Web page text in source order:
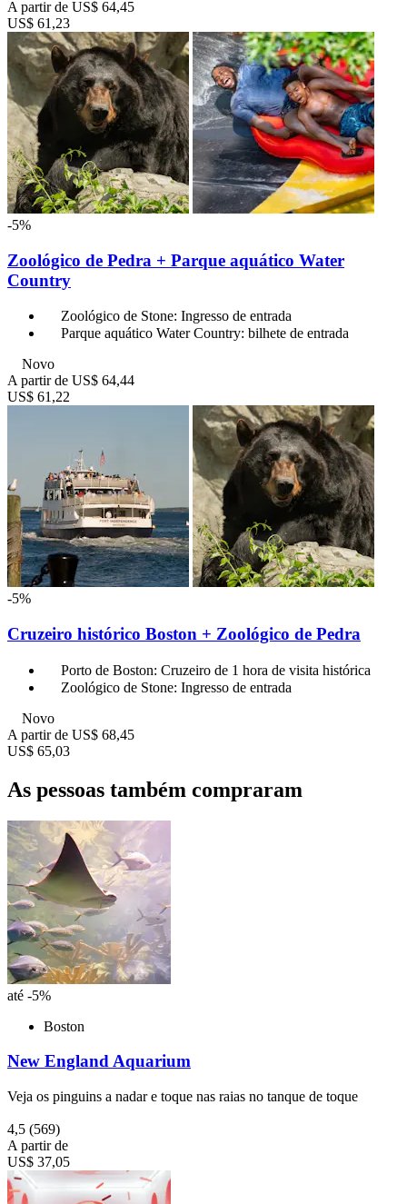
A partir de US$ 64,45
US$ 61,23
-5%
Zoológico de Pedra + Parque aquático Water
Country
Zoológico de Stone: Ingresso de entrada
Parque aquático Water Country: bilhete de entrada
Novo
A partir de US$ 64,44
US$ 61,22
-5%
Cruzeiro histórico Boston + Zoológico de Pedra
Porto de Boston: Cruzeiro de 1 hora de visita histórica
Zoológico de Stone: Ingresso de entrada
Novo
A partir de US$ 68,45
US$ 65,03
As pessoas também compraram
até -5%
Boston
New England Aquarium
Veja os pinguins a nadar e toque nas raias no tanque de toque
4,5 (569)
A partir de
US$ 37,05